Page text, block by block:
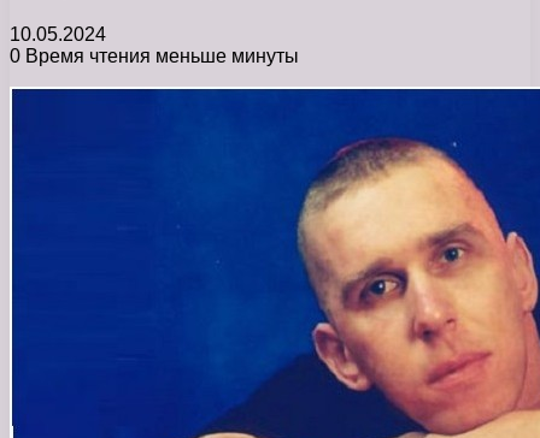
10.05.2024
0 Время чтения меньше минуты